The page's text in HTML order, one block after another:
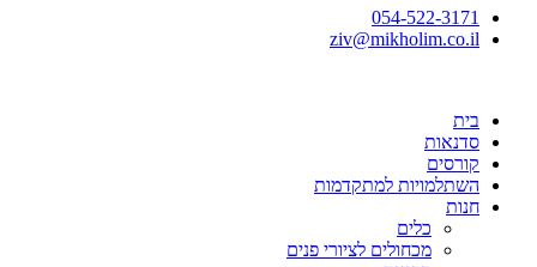
054-522-3171⁩
ziv@mikholim.co.il
בית
סדנאות
קורסים
השתלמויות למתקדמות
חנות
כלים
מכחולים לציורי פנים